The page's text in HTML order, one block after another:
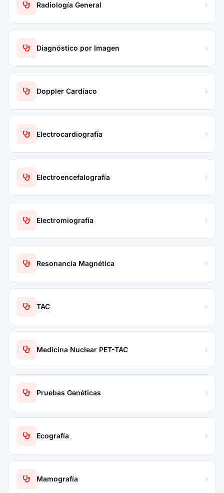
Radiología General
Diagnóstico por Imagen
Doppler Cardíaco
Electrocardiografía
Electroencefalografía
Electromiografía
Resonancia Magnética
TAC
Medicina Nuclear PET-TAC
Pruebas Genéticas
Ecografía
Mamografía